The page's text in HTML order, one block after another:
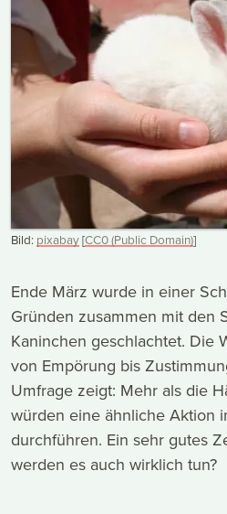
Bild: pixabay[CC0 (Public Domain)]
Ende März wurde in einer
Gründen zusammen mit den
Kaninchen geschlachtet. Die
von Empörung bis
Umfrage zeigt: Mehr als die
würden eine ähnliche Aktion
durchführen. Ein sehr gutes
werden es auch wirklich tun?